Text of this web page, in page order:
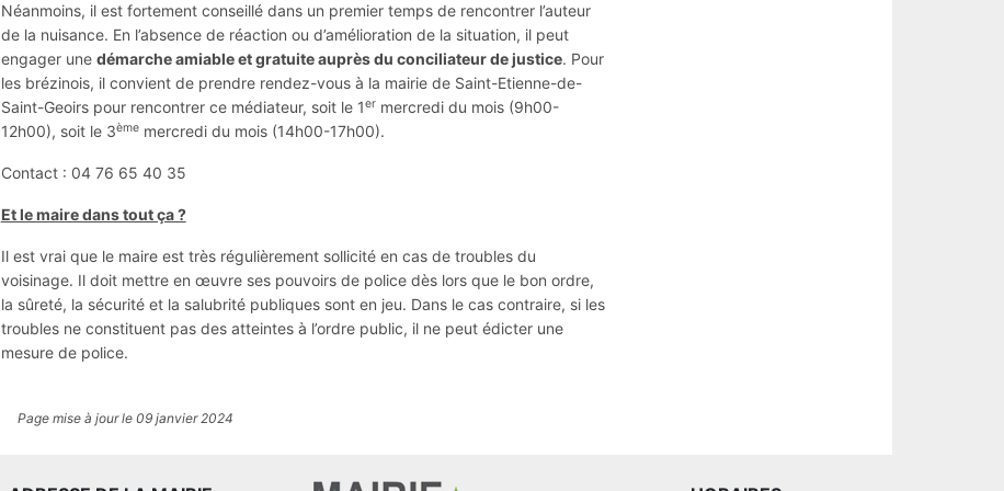
Néanmoins, il est fortement conseillé dans un premier temps de rencontrer l’auteur
de la nuisance. En l’absence de réaction ou d’amélioration de la situation, il peut
engager une démarche amiable et gratuite auprès du conciliateur de justice. Pour
les brézinois, il convient de prendre rendez-vous à la mairie de Saint-Etienne-de-
Saint-Geoirs pour rencontrer ce médiateur, soit le 1ermercredi du mois (9h00-
12h00), soit le 3èmemercredi du mois (14h00-17h00).
Contact : 04 76 65 40 35
Et le maire dans tout ça ?
Il est vrai que le maire est très régulièrement sollicité en cas de troubles du
voisinage. Il doit mettre en œuvre ses pouvoirs de police dès lors que le bon ordre,
la sûreté, la sécurité et la salubrité publiques sont en jeu. Dans le cas contraire, si les
troubles ne constituent pas des atteintes à l’ordre public, il ne peut édicter une
mesure de police.
Page mise à jour le 09 janvier 2024